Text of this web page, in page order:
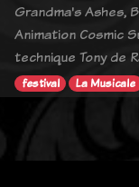
Grandma's Ashes,
Animation Cosmic
technique Tony de
festival La Musicale